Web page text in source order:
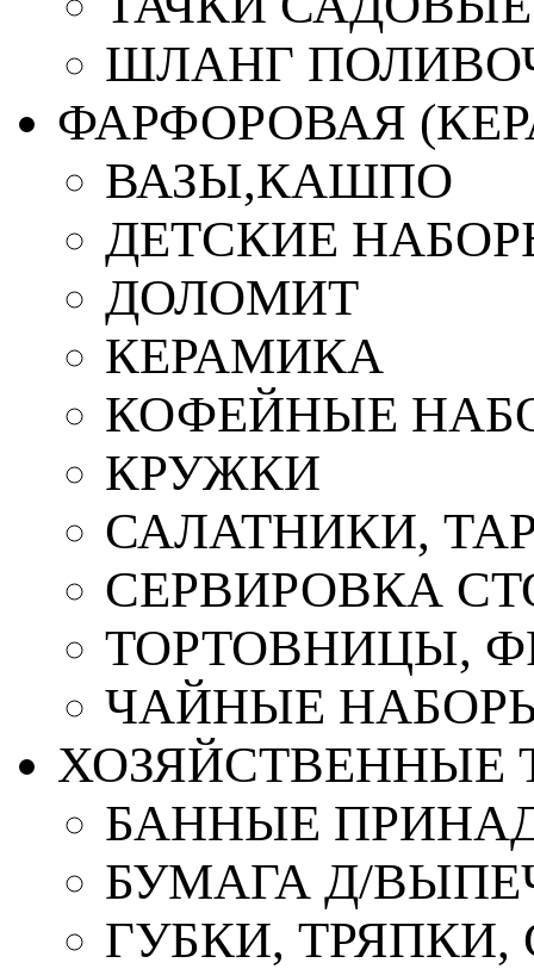
ШЛАНГ
ФАРФОРОВАЯ
ВАЗЫ,КАШПО
ДЕТСКИЕ
ДОЛОМИТ
КЕРАМИКА
КОФЕЙНЫЕ
КРУЖКИ
САЛАТНИКИ,
СЕРВИРОВКА
ТОРТОВНИЦЫ,
ЧАЙНЫЕ
ХОЗЯЙСТВЕННЫЕ
БАННЫЕ
БУМАГА Д/
ГУБКИ,